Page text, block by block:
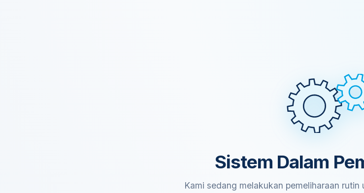
Sistem Dalam
Kami sedang melakukan pemeliharaan